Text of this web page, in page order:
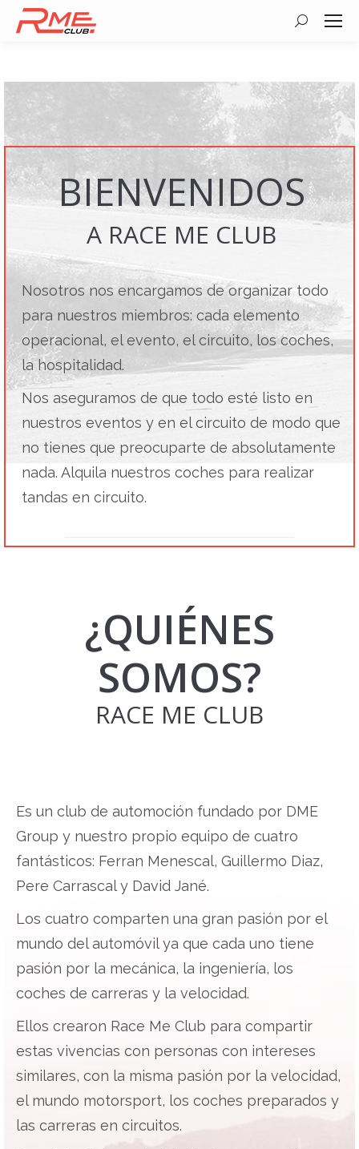
Buscar:
BIENVENIDOS
A RACE ME CLUB
Nosotros nos encargamos de organizar todo
para nuestros miembros: cada elemento
operacional, el evento, el circuito, los coches,
la hospitalidad.
Nos aseguramos de que todo esté listo en
nuestros eventos y en el circuito de modo que
no tienes que preocuparte de absolutamente
nada. Alquila nuestros coches para realizar
tandas en circuito.
¿QUIÉNES
SOMOS?
RACE ME CLUB
Es un club de automoción fundado por DME
Group y nuestro propio equipo de cuatro
fantásticos: Ferran Menescal, Guillermo Diaz,
Pere Carrascal y David Jané.
Los cuatro comparten una gran pasión por el
mundo del automóvil ya que cada uno tiene
pasión por la mecánica, la ingeniería, los
coches de carreras y la velocidad.
Ellos crearon Race Me Club para compartir
estas vivencias con personas con intereses
similares, con la misma pasión por la velocidad,
el mundo motorsport, los coches preparados y
las carreras en circuitos.